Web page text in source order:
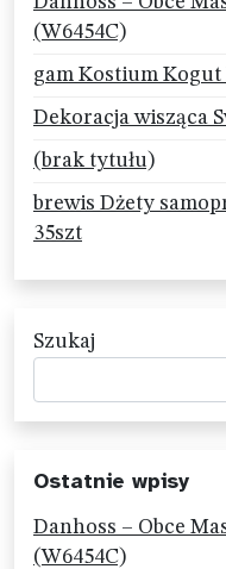
(W6454C)
gam Kostium Kogut
Dekoracja wisząca
(brak tytułu)
brewis Dżety
35szt
Szukaj
Ostatnie wpisy
Danhoss – Obce
(W6454C)